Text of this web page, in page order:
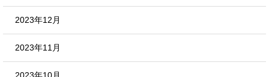
2023年12月
2023年11月